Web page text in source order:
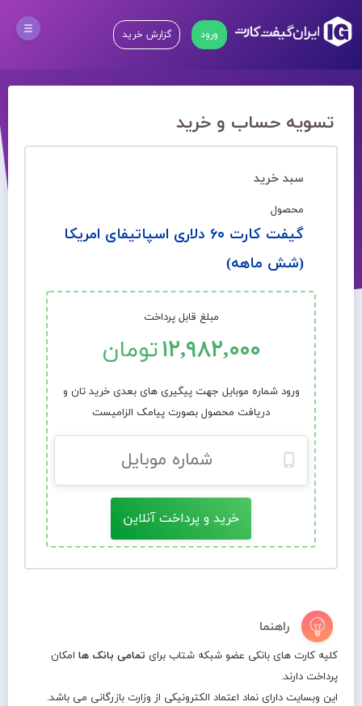
ورود گزارش خرید
تسویه حساب و خرید
سبد خرید
محصول
گیفت کارت ۶۰ دلاری اسپاتیفای امریکا
(شش ماهه)
مبلغ قابل پرداخت
۱۲,۹۸۲,۰۰۰تومان
ورود شماره موبایل جهت پیگیری های بعدی خرید تان و
دریافت محصول بصورت پیامک الزامیست
خرید و پرداخت آنلاین
راهنما
کلیه کارت های بانکی عضو شبکه شتاب برای تمامی بانک ها امکان
پرداخت دارند.
این وبسایت دارای نماد اعتماد الکترونیکی از وزارت بازرگانی می باشد.